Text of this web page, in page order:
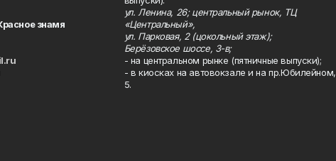
знамя
ул. Ленина, 26; центральный рынок, ТЦ
«Центральный»,
ул. Парковая, 2 (цокольный этаж);
Берёзовское шоссе, 3-в;
- на центральном рынке (пятничные выпуски);
- в киосках на автовокзале и на пр.Юбилейном,
5.